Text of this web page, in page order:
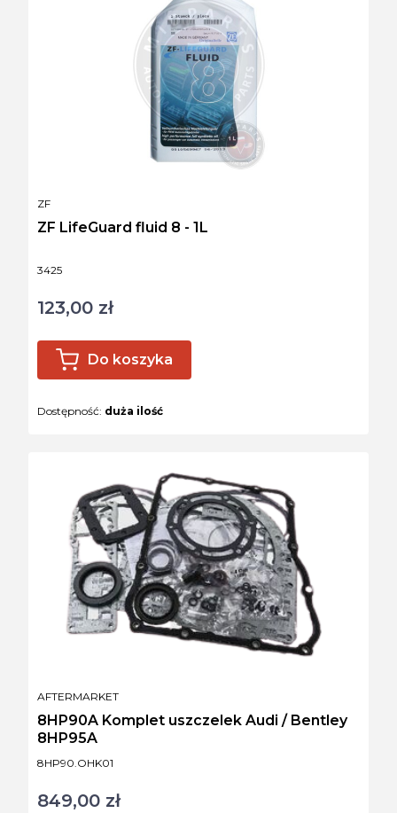
Kod produktu
3425
ZF LifeGuard fluid 8 - 1L
PRODUCENT
ZF
Cena
123,00 zł
Do koszyka
Dostępność: duża ilość
Kod produktu
8HP90.OHK01
8HP90A Komplet uszczelek Audi / Bentley
8HP95A
PRODUCENT
AFTERMARKET
Cena
849,00 zł